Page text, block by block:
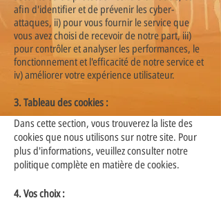
afin d'identifier et de prévenir les cyber-
attaques, ii) pour vous fournir le service que
vous avez choisi de recevoir de notre part, iii)
pour contrôler et analyser les performances, le
fonctionnement et l'efficacité de notre service et
iv) améliorer votre expérience utilisateur.
3. Tableau des cookies :
Dans cette section, vous trouverez la liste des
cookies que nous utilisons sur notre site. Pour
plus d'informations, veuillez consulter notre
politique complète en matière de cookies.
4. Vos choix :